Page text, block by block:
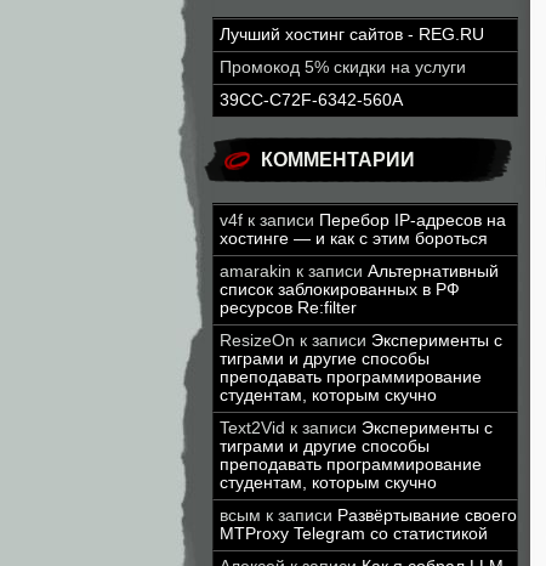
Лучший хостинг сайтов - REG.RU
Промокод 5% скидки на услуги
39CC-C72F-6342-560A
КОММЕНТАРИИ
v4f к записи Перебор IP-адресов на
хостинге — и как с этим бороться
amarakin к записи Альтернативный
список заблокированных в РФ
ресурсов Re:filter
ResizeOn к записи Эксперименты с
тиграми и другие способы
преподавать программирование
студентам, которым скучно
Text2Vid к записи Эксперименты с
тиграми и другие способы
преподавать программирование
студентам, которым скучно
всым к записи Развёртывание своего
MTProxy Telegram со статистикой